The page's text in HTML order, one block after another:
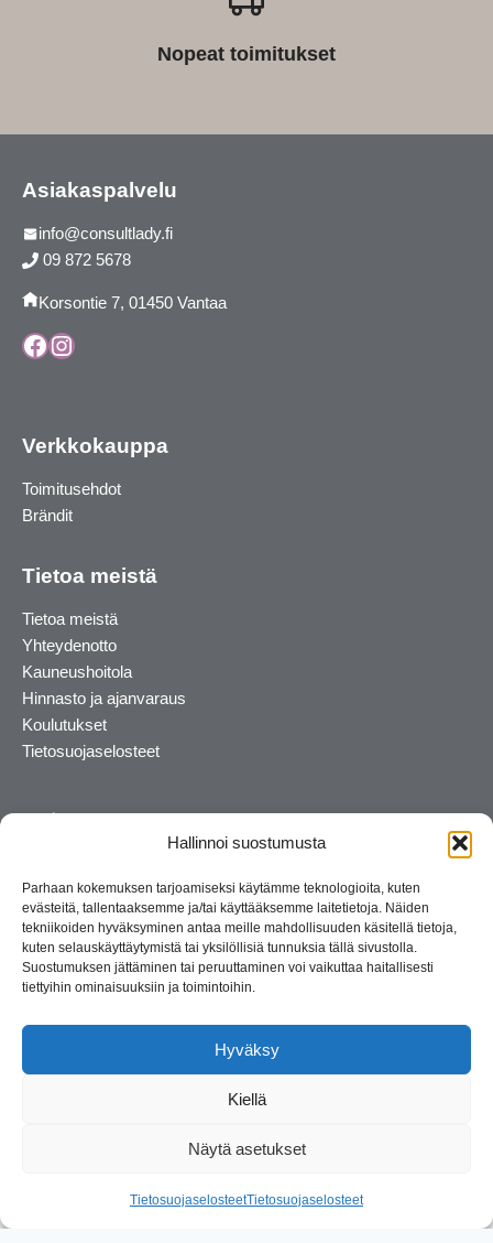
Hallinnoi suostumusta
Parhaan kokemuksen tarjoamiseksi käytämme teknologioita, kuten
evästeitä, tallentaaksemme ja/tai käyttääksemme laitetietoja. Näiden
tekniikoiden hyväksyminen antaa meille mahdollisuuden käsitellä tietoja,
kuten selauskäyttäytymistä tai yksilöllisiä tunnuksia tällä sivustolla.
Suostumuksen jättäminen tai peruuttaminen voi vaikuttaa haitallisesti
tiettyihin ominaisuuksiin ja toimintoihin.
Hyväksy
Kiellä
Näytä asetukset
TietosuojaselosteetTietosuojaselosteet
Nopeat toimitukset
Asiakaspalvelu
info@consultlady.fi
09 872 5678
Korsontie 7, 01450 Vantaa
Facebook
Instagram
Verkkokauppa
Toimitusehdot
Brändit
Tietoa meistä
Tietoa meistä
Yhteydenotto
Kauneushoitola
Hinnasto ja ajanvaraus
Koulutukset
Tietosuojaselosteet
perheyritys yli 35 vuotta.
© 2026 Consult Lady